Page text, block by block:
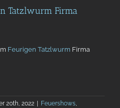
Tatzlwurm Firma
Feurigen Tatzlwurm Firma
20th, 2022 | Feuershows